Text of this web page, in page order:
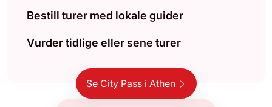
Bestill turer med lokale guider
Vurder tidlige eller sene turer
Se City Pass i Athen